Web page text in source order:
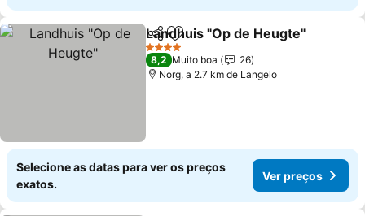
PartilharAdicionar aos favoritos
Landhuis "Op de Heugte"
4 Estrelas
8,2 Muito boa
26
Norg, a 2.7 km de Langelo
Selecione as datas para ver os preços
exatos.
Ver preços